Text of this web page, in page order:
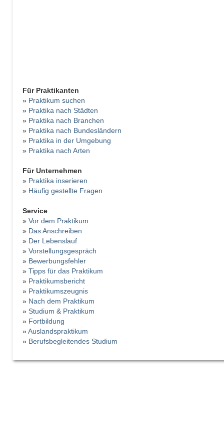
Für Praktikanten
» Praktikum suchen
» Praktika nach Städten
» Praktika nach Branchen
» Praktika nach Bundesländern
» Praktika in der Umgebung
» Praktika nach Arten
Für Unternehmen
» Praktika inserieren
» Häufig gestellte Fragen
Service
» Vor dem Praktikum
» Das Anschreiben
» Der Lebenslauf
» Vorstellungsgespräch
» Bewerbungsfehler
» Tipps für das Praktikum
» Praktikumsbericht
» Praktikumszeugnis
» Nach dem Praktikum
» Studium & Praktikum
» Fortbildung
»Auslandspraktikum
» Berufsbegleitendes Studium